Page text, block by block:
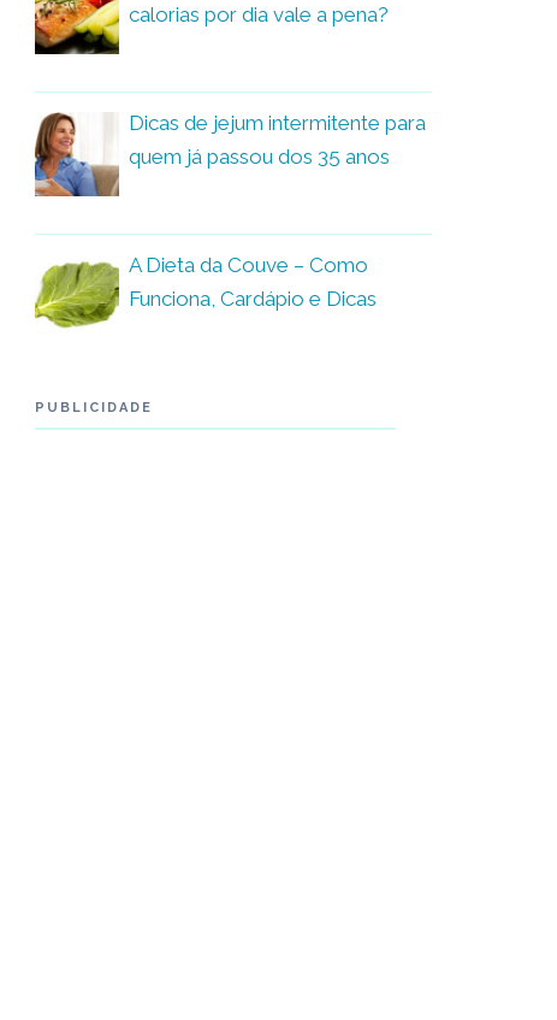
calorias por dia vale a pena?
Dicas de jejum intermitente para
quem já passou dos 35 anos
A Dieta da Couve – Como
Funciona, Cardápio e Dicas
PUBLICIDADE